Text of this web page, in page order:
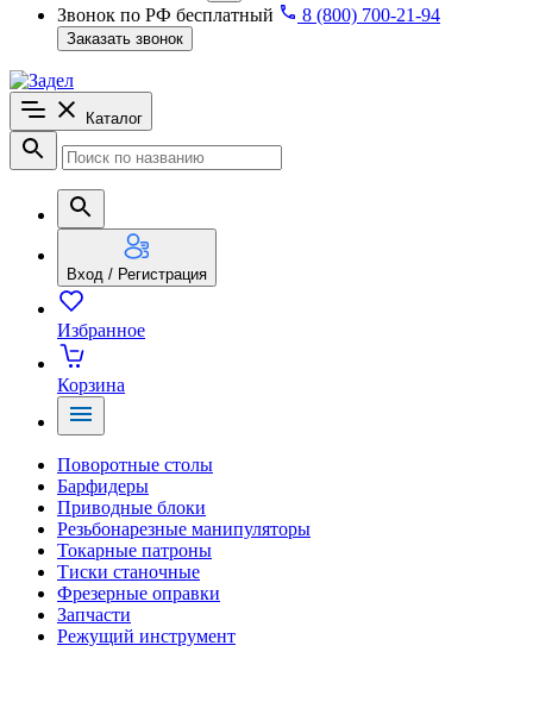
Звонок по РФ бесплатный
8 (800) 700-21-94
Заказать звонок
Каталог
Вход / Регистрация
Избранное
Корзина
Поворотные столы
Барфидеры
Приводные блоки
Резьбонарезные манипуляторы
Токарные патроны
Тиски станочные
Фрезерные оправки
Запчасти
Режущий инструмент